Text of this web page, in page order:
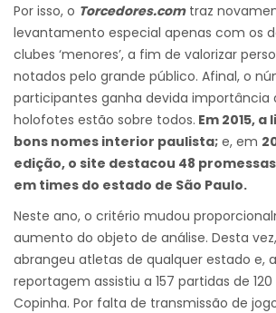
Por isso, o Torcedores.comtraz
levantamento especial apenas com os
clubes ‘menores’, a fim de valorizar
notados pelo grande público. Afinal, o
participantes ganha devida importância
holofotes estão sobre todos. Em 2015,
bons nomes interior paulista; e, em
edição, o site destacou 48
em times do estado de São Paulo.
Neste ano, o critério mudou
aumento do objeto de análise. Desta
abrangeu atletas de qualquer estado e,
reportagem assistiu a 157 partidas de
Copinha. Por falta de transmissão de